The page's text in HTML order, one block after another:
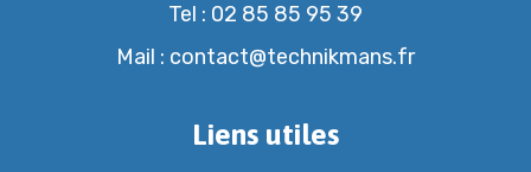
Tel : 02 85 85 95 39
Mail : contact@technikmans.fr
Liens utiles